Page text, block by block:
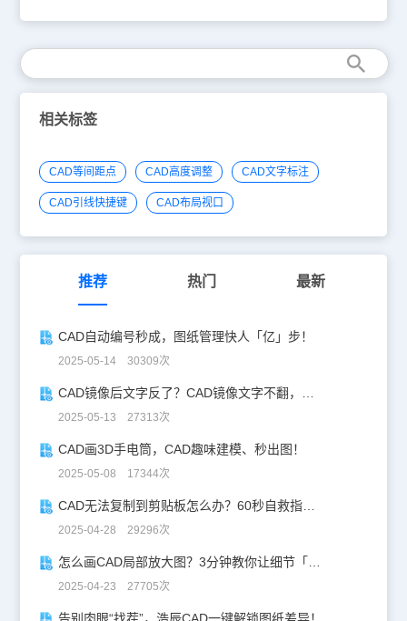
的。 在浩辰CAD绘图软件中，对于CAD制图初学入门的人，在学习
CAD下载一些相关的CAD教程。
件中的菜单位置：[修改]→[均布]；2、 在命 令 行输入：ArrangeTool
在CAD绘图软件中，对象均布工具可按指定的行距、列距的排布多个
对像，均布方式十分灵活，不但可以自由选择多种均布基准，还可以
方便地指定均布范围。此工具支持效果实时预览，在用户操作的过程
中实时显示均布效果。利用不同对齐基准和分布范围的组合，可以实
现各种灵活的排布效果。执行 ArrangeTool 命令后，会弹出均布工具
件中，对于CAD制图初学入门的人，想要学习CAD软件中如何使用
均布功能，需要我们从CAD下载一些相关的CAD教程。
相关标签
CAD等间距点 CAD高度调整 CAD文字标注
CAD引线快捷键 CAD布局视口
推荐 热门 最新
CAD自动编号秒成，图纸管理快人「亿」步！
2025-05-14 30309次
CAD镜像后文字反了？CAD镜像文字不翻，一键搞定！
2025-05-13 27313次
CAD画3D手电筒，CAD趣味建模、秒出图！
2025-05-08 17344次
CAD无法复制到剪贴板怎么办？60秒自救指南！
2025-04-28 29296次
怎么画CAD局部放大图？3分钟教你让细节「说话」！
2025-04-23 27705次